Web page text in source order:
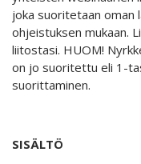
joka suoritetaan oman
ohjeistuksen mukaan.
liitostasi. HUOM!
on jo suoritettu eli 1-
suorittaminen.
SISÄLTÖ